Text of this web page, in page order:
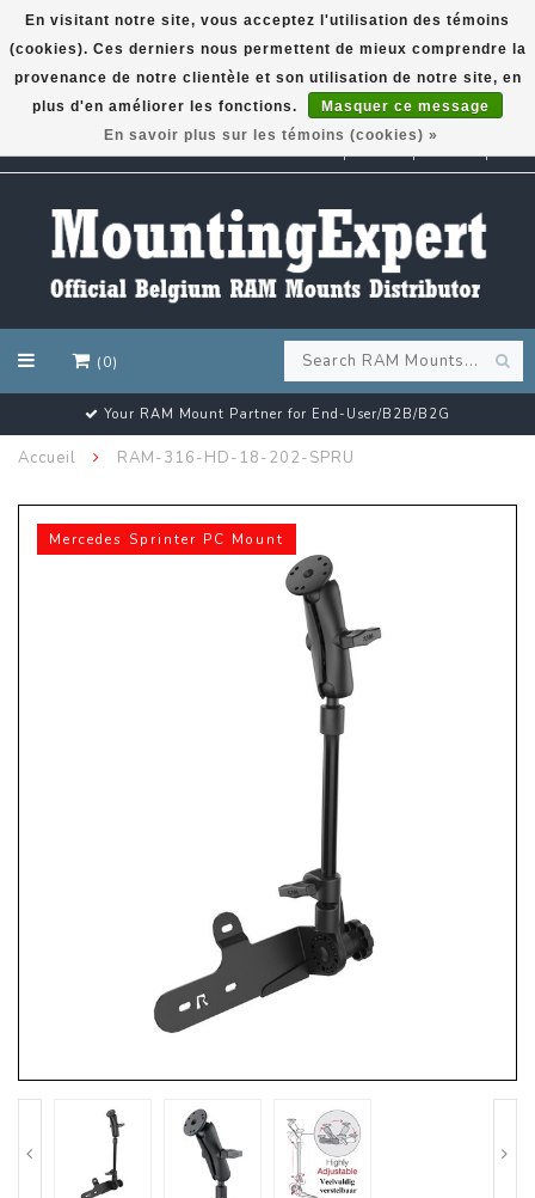
GARMIN GPS met een superkorting tot 50%? Klik hier!
(0)
Customer email support 24/7!
Accueil RAM-316-HD-18-202-SPRU
Mercedes Sprinter PC Mount
En visitant notre site, vous acceptez l'utilisation des témoins
(cookies). Ces derniers nous permettent de mieux comprendre la
provenance de notre clientèle et son utilisation de notre site, en
plus d'en améliorer les fonctions.
Masquer ce message
En savoir plus sur les témoins (cookies) »